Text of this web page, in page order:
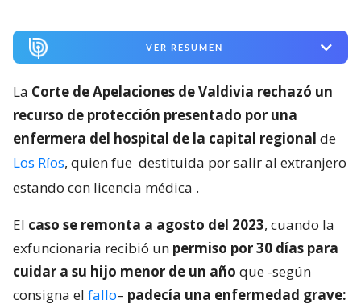
VER RESUMEN
La Corte de Apelaciones de Valdivia rechazó un
recurso de protección presentado por una
enfermera del hospital de la capital regional de
Los Ríos, quien fue destituida por salir al extranjero
estando con licencia médica .
El caso se remonta a agosto del 2023, cuando la
exfuncionaria recibió un permiso por 30 días para
cuidar a su hijo menor de un año que -según
consigna el fallo– padecía una enfermedad grave: